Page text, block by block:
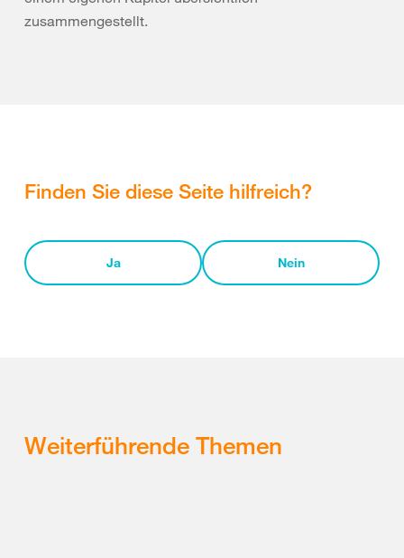
zusammengestellt.
Finden Sie diese Seite hilfreich?
Ja Nein
Weiterführende Themen